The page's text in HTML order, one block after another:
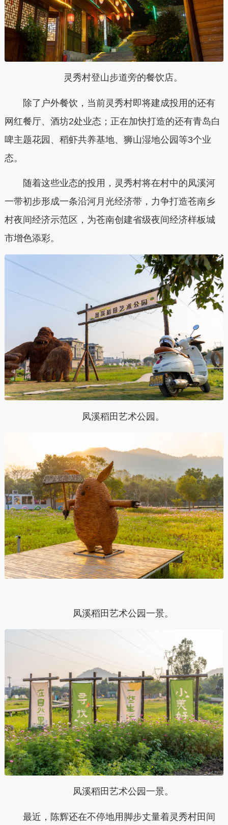
灵秀村登山步道旁的餐饮店。
除了户外餐饮，当前灵秀村即将建成投用的还有
网红餐厅、酒坊2处业态；正在加快打造的还有青岛白
啤主题花园、稻虾共养基地、狮山湿地公园等3个业
态。
随着这些业态的投用，灵秀村将在村中的凤溪河
一带初步形成一条沿河月光经济带，力争打造苍南乡
村夜间经济示范区，为苍南创建省级夜间经济样板城
市增色添彩。
凤溪稻田艺术公园。
凤溪稻田艺术公园一景。
凤溪稻田艺术公园一景。
最近，陈辉还在不停地用脚步丈量着灵秀村田间